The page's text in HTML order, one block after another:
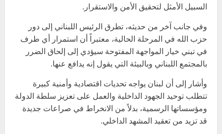
السبيل الأمثل لتحقيق الأمن والاستقرار.
وفي جانب آخر من حديثه، تطرق الرئيس اللبناني إلى دور
حزب الله في المرحلة الحالية، معتبراً أن استمرار أي طرف
في تبني خيار المواجهة المفتوحة سيؤدي إلى إلحاق الضرر
بالمجتمع اللبناني وبالبيئة التي يقول إنه يدافع عنها.
وأشار إلى أن لبنان يواجه تحديات اقتصادية وأمنية كبيرة
تتطلب توحيد الجهود الداخلية والعمل على تعزيز سلطة الدولة
ومؤسساتها الرسمية، بدلاً من الانخراط في صراعات جديدة
قد تزيد من تعقيد المشهد الداخلي.